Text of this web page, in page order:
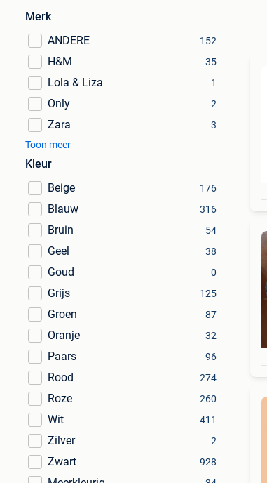
Merk
ANDERE
152
H&M 35
Lola & Liza 1
Only 2
Zara
3
Toon meer
Kleur
Beige
176
Blauw 316
Bruin 54
Geel 38
Goud 0
Grijs 125
Groen 87
Oranje 32
Paars 96
Rood 274
Roze 260
Wit 411
Zilver 2
Zwart 928